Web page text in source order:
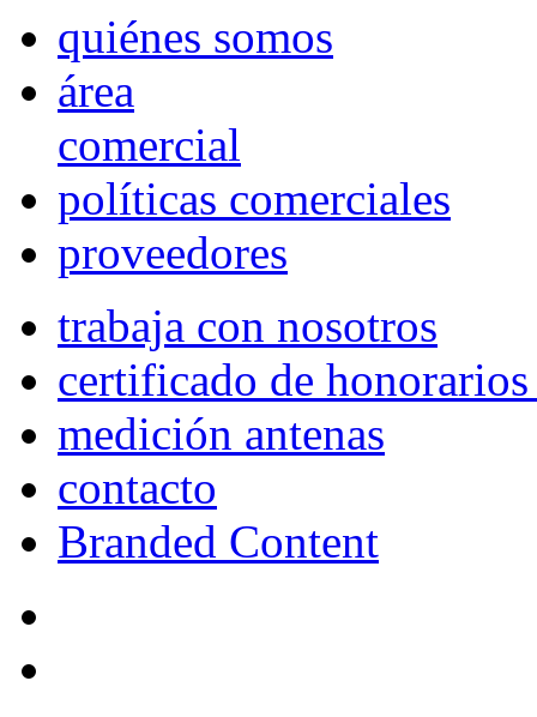
quiénes somos
área
comercial
políticas comerciales
proveedores
trabaja con nosotros
certificado de
medición antenas
contacto
Branded Content